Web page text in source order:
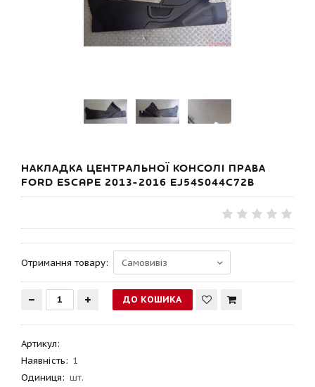
НАКЛАДКА ЦЕНТРАЛЬНОЇ КОНСОЛІ ПРАВА
FORD ESCAPE 2013-2016 EJ54S044C72B
Отримання товару:
Артикул:
Наявність: 1
Одиниця: шт.